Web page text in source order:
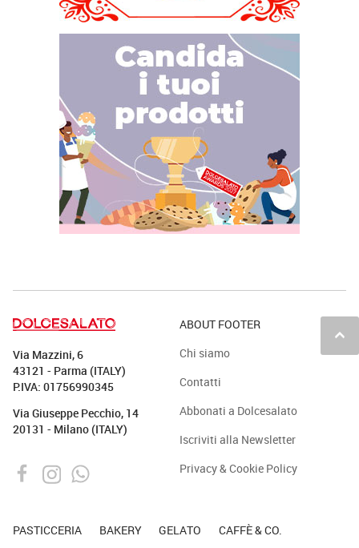
keyboard_arrow_up
Via Mazzini, 6
43121 - Parma (ITALY)
P.IVA: 01756990345
Via Giuseppe Pecchio, 14
20131 - Milano (ITALY)
ABOUT FOOTER
Chi siamo
Contatti
Abbonati a Dolcesalato
Iscriviti alla Newsletter
Privacy & Cookie Policy
PASTICCERIA BAKERY GELATO CAFFÈ & CO.